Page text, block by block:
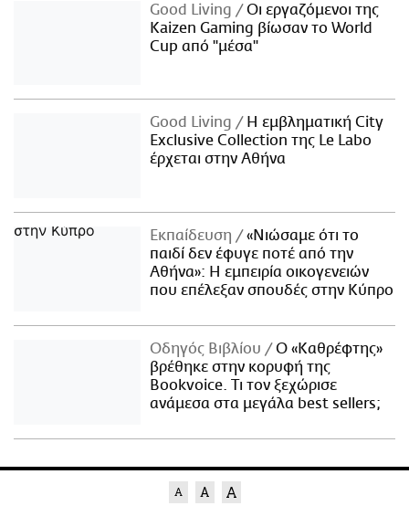
Good Living
Οι εργαζόμενοι της
Kaizen Gaming βίωσαν το World
Cup από "μέσα"
Good Living
Η εμβληματική City
Exclusive Collection της Le Labo
έρχεται στην Αθήνα
Εκπαίδευση
«Νιώσαμε ότι το
παιδί δεν έφυγε ποτέ από την
Αθήνα»: Η εμπειρία οικογενειών
που επέλεξαν σπουδές στην Κύπρο
Οδηγός Βιβλίου
Ο «Καθρέφτης»
βρέθηκε στην κορυφή της
Bookvoice. Τι τον ξεχώρισε
ανάμεσα στα μεγάλα best sellers;